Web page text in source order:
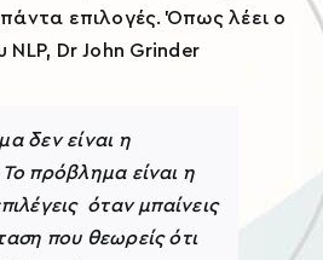
επιλογές. Όπως λέει ο
NLP, Dr John Grinder
δεν είναι η
πρόβλημα είναι η
όταν μπαίνεις
που θεωρείς ότι